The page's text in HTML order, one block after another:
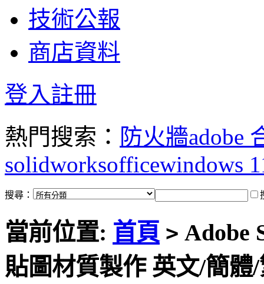
技術公報
商店資料
登入註冊
熱門搜索： 防火牆adobe
solidworksofficewindows
搜尋：
當前位置: 首頁 > Adobe
貼圖材質製作 英文/簡體